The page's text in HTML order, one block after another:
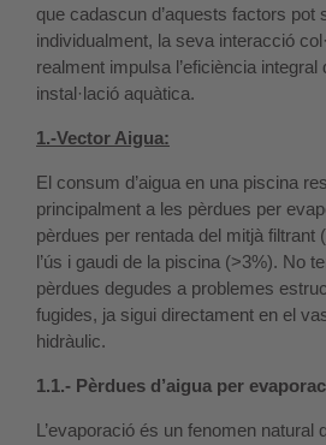
que cadascun d’aquests factors pot
individualment, la seva interacció
realment impulsa l’eficiència integral
instal·lació aquàtica.
1.-Vector Aigua:
El consum d’aigua en una piscina
principalment a les pèrdues per
pèrdues per rentada del mitjà filtrant
l’ús i gaudi de la piscina (>3%). No
pèrdues degudes a problemes
fugides, ja sigui directament en el
hidràulic.
1.1.- Pèrdues d’aigua per
L’evaporació és un fenomen natural